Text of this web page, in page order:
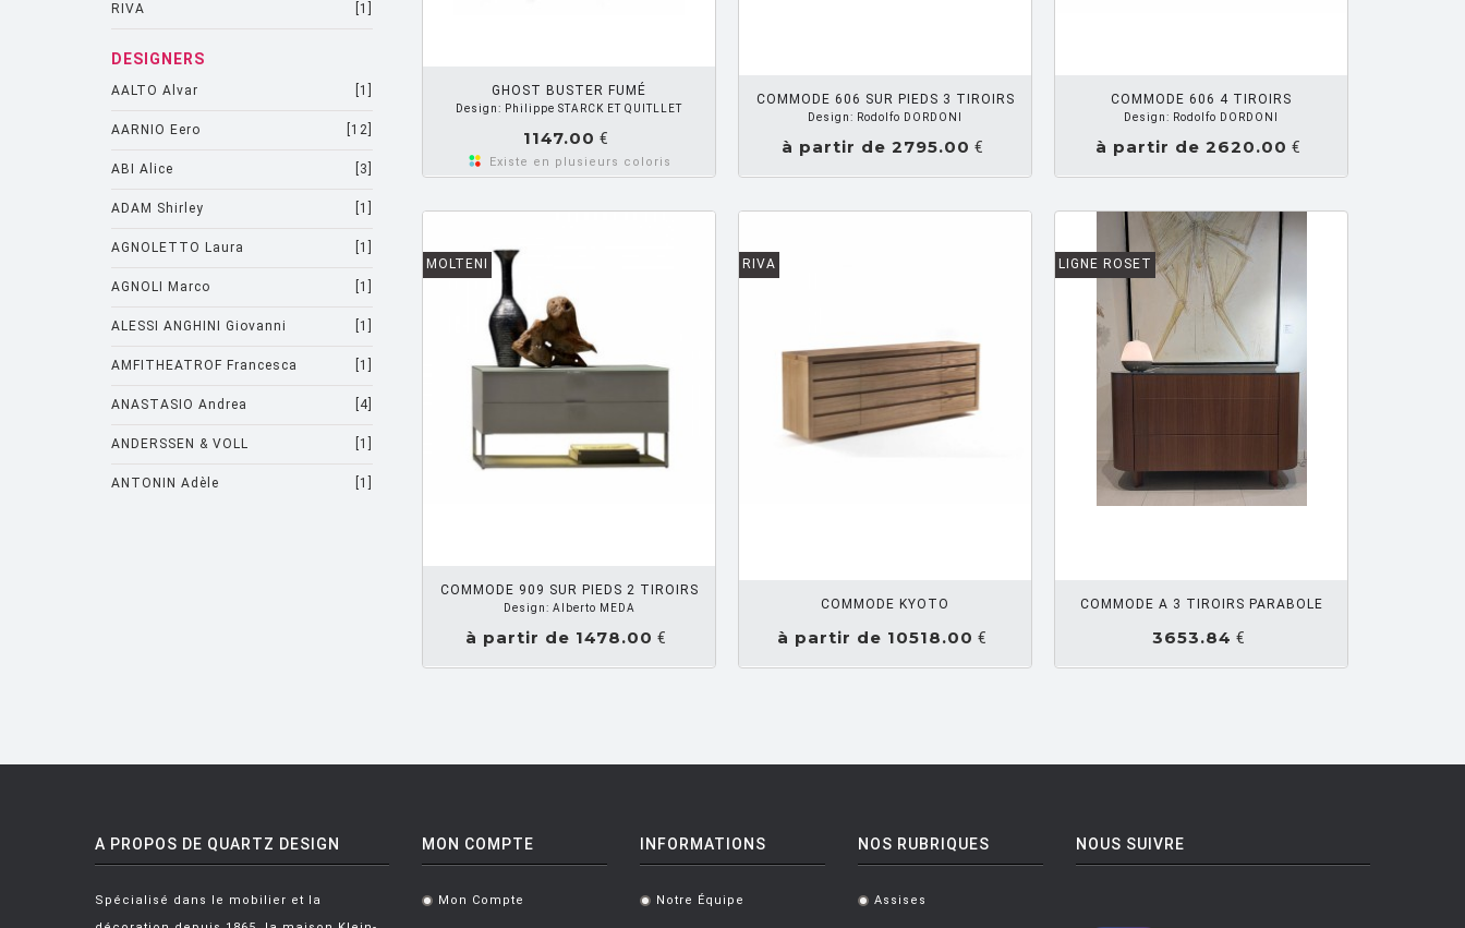
RIVA [1]
DESIGNERS
AALTO Alvar [1]
AARNIO Eero [12]
ABI Alice [3]
ADAM Shirley [1]
AGNOLETTO Laura [1]
AGNOLI Marco [1]
ALESSI ANGHINI Giovanni [1]
AMFITHEATROF Francesca [1]
ANASTASIO Andrea [4]
ANDERSSEN & VOLL [1]
ANTONIN Adèle [1]
BAGNI Alvino
GHOST BUSTER FUMÉ
Design: Philippe STARCK ET QUITLLET
1147.00 €
Existe en plusieurs coloris
COMMODE 606 SUR PIEDS 3 TIROIRS
Design: Rodolfo DORDONI
à partir de 2795.00 €
COMMODE 606 4 TIROIRS
Design: Rodolfo DORDONI
à partir de 2620.00 €
MOLTENI
COMMODE 909 SUR PIEDS 2 TIROIRS
Design: Alberto MEDA
à partir de 1478.00 €
RIVA
COMMODE KYOTO
à partir de 10518.00 €
LIGNE ROSET
COMMODE A 3 TIROIRS PARABOLE
3653.84 €
A PROPOS DE QUARTZ DESIGN
Spécialisé dans le mobilier et la
MON COMPTE
. Mon Compte
INFORMATIONS
. Notre Équipe
NOS RUBRIQUES
. Assises
NOUS SUIVRE